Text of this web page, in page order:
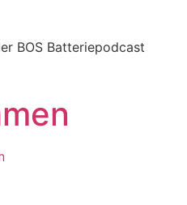
BOS Batteriepodcast